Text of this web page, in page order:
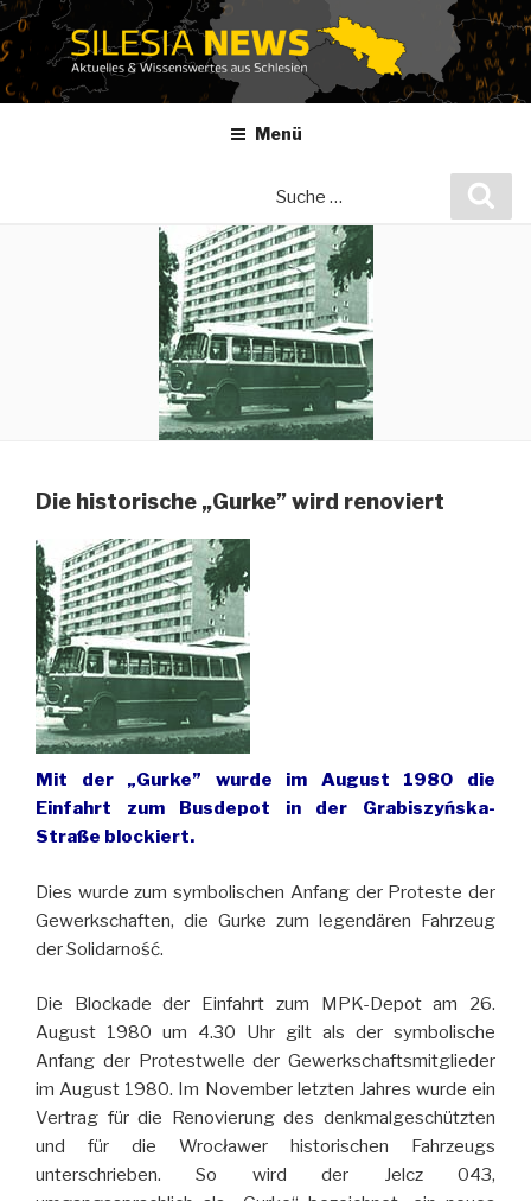
Zum
Inhalt
springen
Menü
Die historische „Gurke” wird renoviert
Mit der „Gurke” wurde im August 1980 die
Einfahrt zum Busdepot in der Grabiszyńska-
Straße blockiert.
Dies wurde zum symbolischen Anfang der Proteste der
Gewerkschaften, die Gurke zum legendären Fahrzeug
der Solidarność.
Die Blockade der Einfahrt zum MPK-Depot am 26.
August 1980 um 4.30 Uhr gilt als der symbolische
Anfang der Protestwelle der Gewerkschaftsmitglieder
im August 1980. Im November letzten Jahres wurde ein
Vertrag für die Renovierung des denkmalgeschützten
und für die Wrocławer historischen Fahrzeugs
unterschrieben. So wird der Jelcz 043,